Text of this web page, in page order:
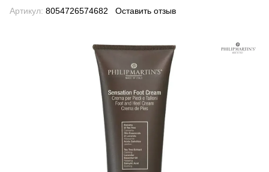
Артикул: 8054726574682 Оставить отзыв